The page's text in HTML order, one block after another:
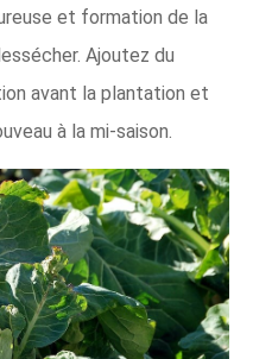
et formation de la
Ajoutez du
avant la plantation et
à la mi-saison.